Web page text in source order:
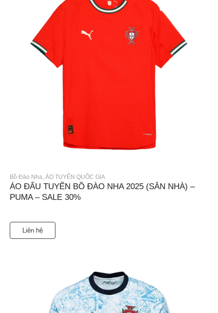
Bồ Đào Nha, ÁO TUYỂN QUỐC GIA
ÁO ĐẤU TUYỂN BỒ ĐÀO NHA 2025 (SÂN NHÀ) –
PUMA – SALE 30%
Liên hệ